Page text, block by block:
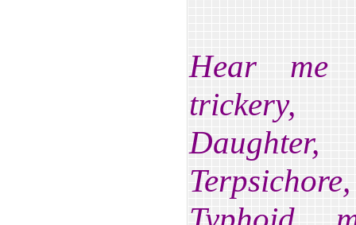
Hear me
trickery,
Terpsichore,